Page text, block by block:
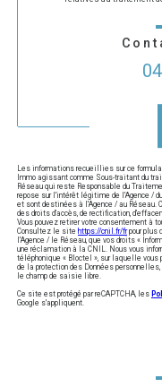
Les informations recueillies sur ce
Immo agissant comme Sous-traitant du
Réseau qui reste Responsable du
repose sur l'intérêt légitime de l'Agence /
et sont destinées à l'Agence / au Réseau.
des droits d’accès, de rectification,
Vous pouvez retirer votre consentement à
Consultez le site https://cnil.fr/frpour plus
l'Agence / le Réseau, que vos droits «
une réclamation à la CNIL. Nous vous
téléphonique « Bloctel », sur laquelle vous
de la protection des Données
le champ de saisie libre.
Ce site est protégé par reCAPTCHA, les
Google s'appliquent.